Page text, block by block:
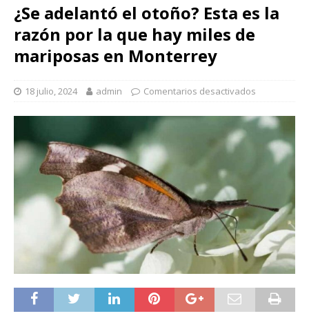
¿Se adelantó el otoño? Esta es la
razón por la que hay miles de
mariposas en Monterrey
18 julio, 2024 admin Comentarios desactivados